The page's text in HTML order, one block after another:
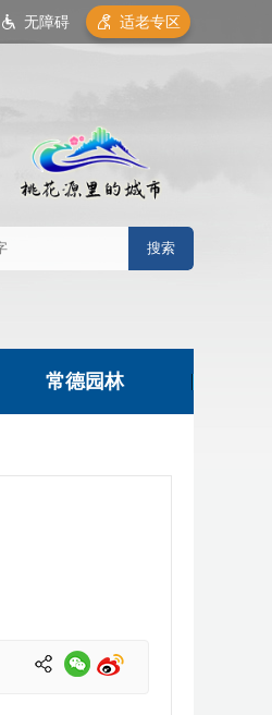
无障碍 适老专区
常德园林